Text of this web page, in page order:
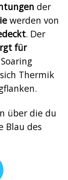
der
werden von
. Der
für
Thermik
über die du
Blau des